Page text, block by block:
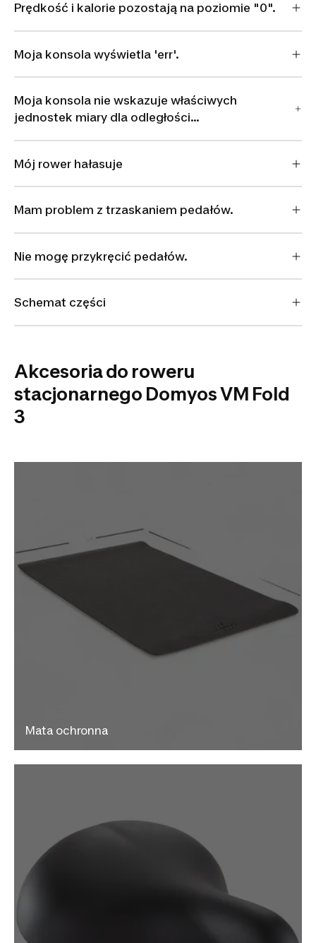
Prędkość i kalorie pozostają na poziomie "0".
Moja konsola wyświetla 'err'.
Moja konsola nie wskazuje właściwych
jednostek miary dla odległości...
Mój rower hałasuje
Mam problem z trzaskaniem pedałów.
Nie mogę przykręcić pedałów.
Schemat części
Akcesoria do roweru
stacjonarnego Domyos VM Fold
3
Mata ochronna